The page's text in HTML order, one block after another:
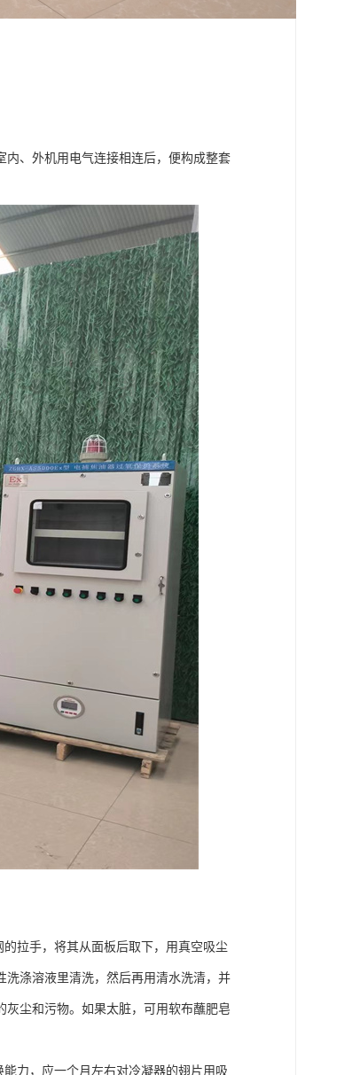
内、外机用电气连接相连后，便构成整套
拉手，将其从面板后取下，用真空吸尘
涤溶液里清洗，然后再用清水洗清，并
尘和污物。如果太脏，可用软布蘸肥皂
力，应一个月左右对冷凝器的翅片用吸